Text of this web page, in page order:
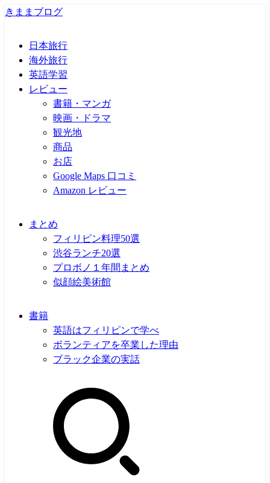
きままブログ
日本旅行
海外旅行
英語学習
レビュー
書籍・マンガ
映画・ドラマ
観光地
商品
お店
Google Maps 口コミ
Amazon レビュー
まとめ
フィリピン料理50選
渋谷ランチ20選
プロボノ１年間まとめ
似顔絵美術館
書籍
英語はフィリピンで学べ
ボランティアを卒業した理由
ブラック企業の実話